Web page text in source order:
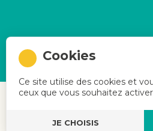
Ce site utilise des cookies et
ceux que vous souhaitez activer
JE CHOISIS